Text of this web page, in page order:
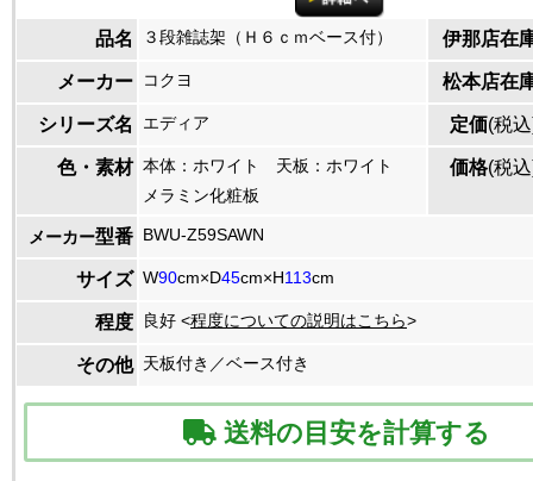
品名 ３段雑誌架（Ｈ６ｃｍベース付） 伊那店在
メーカー コクヨ 松本店在
シリーズ名 エディア 定価(税
色・素材 本体：ホワイト 天板：ホワイト
メラミン化粧板
価格(税
メーカー型番 BWU-Z59SAWN
サイズ W90cm×D45cm×H113cm
程度 良好 <程度についての説明はこちら>
その他 天板付き／ベース付き
送料の目安を計算する